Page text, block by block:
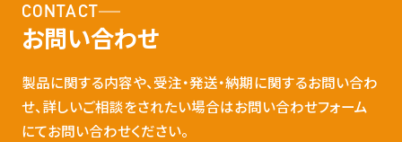
CONTACT
お問い合わせ
製品に関する内容や、受注・発送・納期に関するお問い合わ
せ、詳しいご相談をされたい場合はお問い合わせフォーム
にてお問い合わせください。